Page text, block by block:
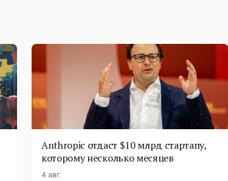
Anthropic отдаст $10 млрд стартапу,
которому несколько месяцев
4 авг.